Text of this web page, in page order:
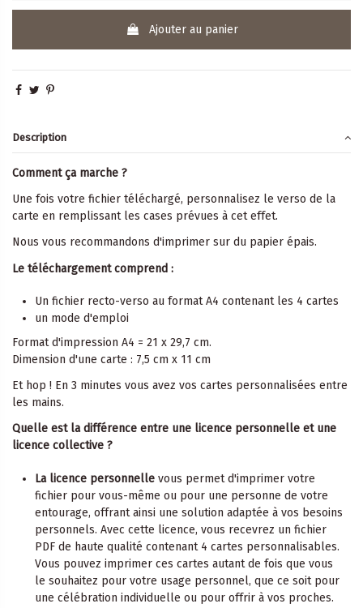
Ajouter au panier
Description
Comment ça marche ?
Une fois votre fichier téléchargé, personnalisez le verso de la
carte en remplissant les cases prévues à cet effet.
Nous vous recommandons d'imprimer sur du papier épais.
Le téléchargement comprend :
Un fichier recto-verso au format A4 contenant les 4 cartes
un mode d'emploi
Format d'impression A4 = 21 x 29,7 cm.
Dimension d'une carte : 7,5 cm x 11 cm
Et hop ! En 3 minutes vous avez vos cartes personnalisées entre
les mains.
Quelle est la différence entre une licence personnelle et une
licence collective ?
La licence personnelle vous permet d'imprimer votre
fichier pour vous-même ou pour une personne de votre
entourage, offrant ainsi une solution adaptée à vos besoins
personnels. Avec cette licence, vous recevrez un fichier
PDF de haute qualité contenant 4 cartes personnalisables.
Vous pouvez imprimer ces cartes autant de fois que vous
le souhaitez pour votre usage personnel, que ce soit pour
une célébration individuelle ou pour offrir à vos proches.